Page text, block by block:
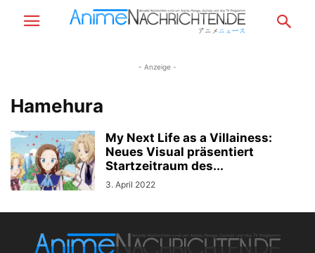
- Anzeige -
Hamehura
My Next Life as a Villainess:
Neues Visual präsentiert
Startzeitraum des...
3. April 2022